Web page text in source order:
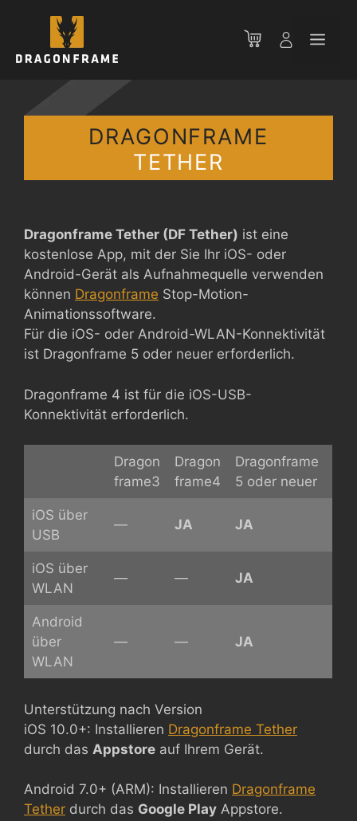
springen
DRAGONFRAME
TETHER
Dragonframe Tether (DF Tether) ist eine
kostenlose App, mit der Sie Ihr iOS- oder
Android-Gerät als Aufnahmequelle verwenden
können Dragonframe Stop-Motion-
Animationssoftware.
Für die iOS- oder Android-WLAN-Konnektivität
ist Dragonframe 5 oder neuer erforderlich.
Dragonframe 4 ist für die iOS-USB-
Konnektivität erforderlich.
Dragon
frame3
Dragon
frame4
Dragonframe
5 oder neuer
iOS über
USB
— JA JA
iOS über
WLAN
— — JA
Android
über
WLAN
— — JA
Unterstützung nach Version
iOS 10.0+: Installieren Dragonframe Tether
durch das Appstore auf Ihrem Gerät.
Android 7.0+ (ARM): Installieren Dragonframe
Tether durch das Google Play Appstore.